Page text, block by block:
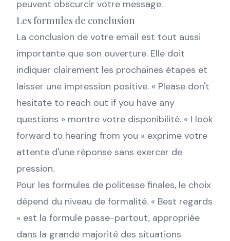
peuvent obscurcir votre message.
Les formules de conclusion
La conclusion de votre email est tout aussi
importante que son ouverture. Elle doit
indiquer clairement les prochaines étapes et
laisser une impression positive. « Please don't
hesitate to reach out if you have any
questions » montre votre disponibilité. « I look
forward to hearing from you » exprime votre
attente d'une réponse sans exercer de
pression.
Pour les formules de politesse finales, le choix
dépend du niveau de formalité. « Best regards
» est la formule passe-partout, appropriée
dans la grande majorité des situations